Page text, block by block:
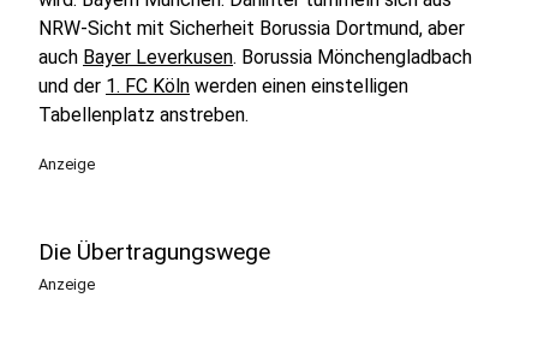
NRW-Sicht mit Sicherheit Borussia Dortmund, aber
auch Bayer Leverkusen. Borussia Mönchengladbach
und der 1. FC Köln werden einen einstelligen
Tabellenplatz anstreben.
Anzeige
Die Übertragungswege
Anzeige